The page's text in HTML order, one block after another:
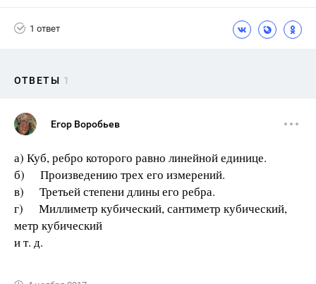
1 ответ
ОТВЕТЫ 1
Егор Воробьев
а) Куб, ребро которого равно линейной единице.
б) Произведению трех его измерений.
в) Третьей степени длины его ребра.
г) Миллиметр кубический, сантиметр кубический,
метр кубический
и т. д.